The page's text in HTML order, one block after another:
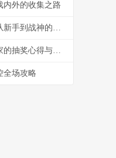
内外的收集之路
和平精英辅助乱杀教学，副标题为从新手到战神的实战进阶指南
**王者水晶怎么抽，副标题资深玩家的抽奖心得与策略**
全场攻略